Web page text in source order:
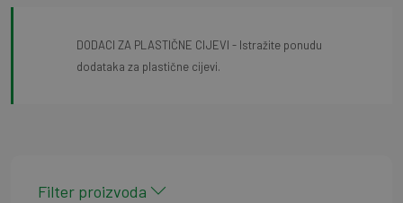
DODACI ZA PLASTIČNE CIJEVI - Istražite ponudu
dodataka za plastične cijevi.
Filter proizvoda